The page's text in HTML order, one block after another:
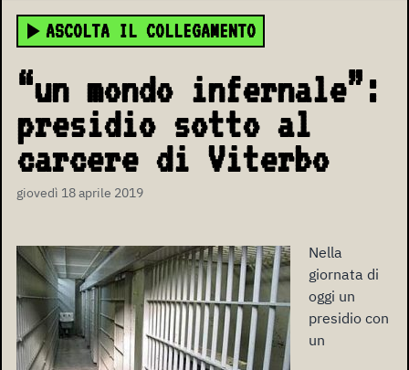
ASCOLTA IL COLLEGAMENTO
“un mondo infernale”:
presidio sotto al
carcere di Viterbo
giovedì 18 aprile 2019
Nella
giornata di
oggi un
presidio con
un